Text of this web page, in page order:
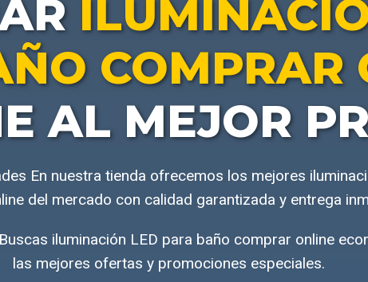
COMPRAR
AL MEJOR
En nuestra tienda ofrecemos los mejores
del mercado con calidad garantizada y entrega
iluminación LED para baño comprar online
las mejores ofertas y promociones especiales.